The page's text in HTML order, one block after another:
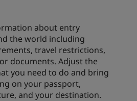
about entry
the world including
travel restrictions,
documents. Adjust the
you need to do and bring
on your passport,
and your destination.